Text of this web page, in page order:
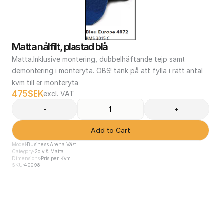
Matta nålfilt, plastad blå
Matta.Inklusive montering, dubbelhäftande tejp samt
demontering i monteryta. OBS! tänk på att fylla i rätt antal
kvm till er monteryta
475SEKexcl. VAT
-
+
Add to Cart
Model Business Arena Väst
Category Golv & Matta
DimensionsPris per Kvm
SKU 40098
Contact
Conditions